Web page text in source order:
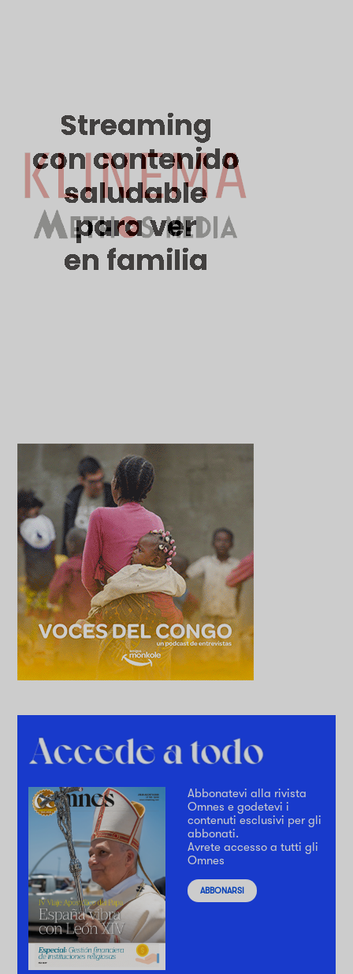
Abbonatevi alla rivista
Omnes e godetevi i
contenuti esclusivi per gli
abbonati.
Avrete accesso a tutti gli
Omnes
ABBONARSI